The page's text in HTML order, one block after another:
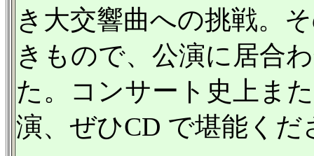
き大交響曲への挑戦。
きもので、公演に居合
た。コンサート史上ま
演、ぜひCD で堪能くだ